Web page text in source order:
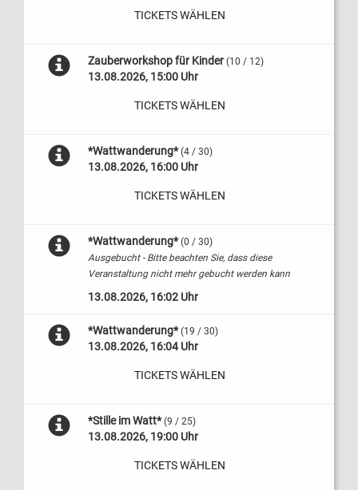
TICKETS WÄHLEN
Zauberworkshop für Kinder (10 / 12)
13.08.2026, 15:00 Uhr
TICKETS WÄHLEN
*Wattwanderung* (4 / 30)
13.08.2026, 16:00 Uhr
TICKETS WÄHLEN
*Wattwanderung* (0 / 30)
Ausgebucht - Bitte beachten Sie, dass diese
Veranstaltung nicht mehr gebucht werden kann
13.08.2026, 16:02 Uhr
*Wattwanderung* (19 / 30)
13.08.2026, 16:04 Uhr
TICKETS WÄHLEN
*Stille im Watt* (9 / 25)
13.08.2026, 19:00 Uhr
TICKETS WÄHLEN